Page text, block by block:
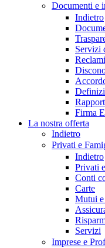
Documenti e
Indietro
Servizi
Reclami
Firma
La nostra offerta
Indietro
Privati e
Indietro
Privati
Conti
Carte
Mutui
Servizi
Imprese e